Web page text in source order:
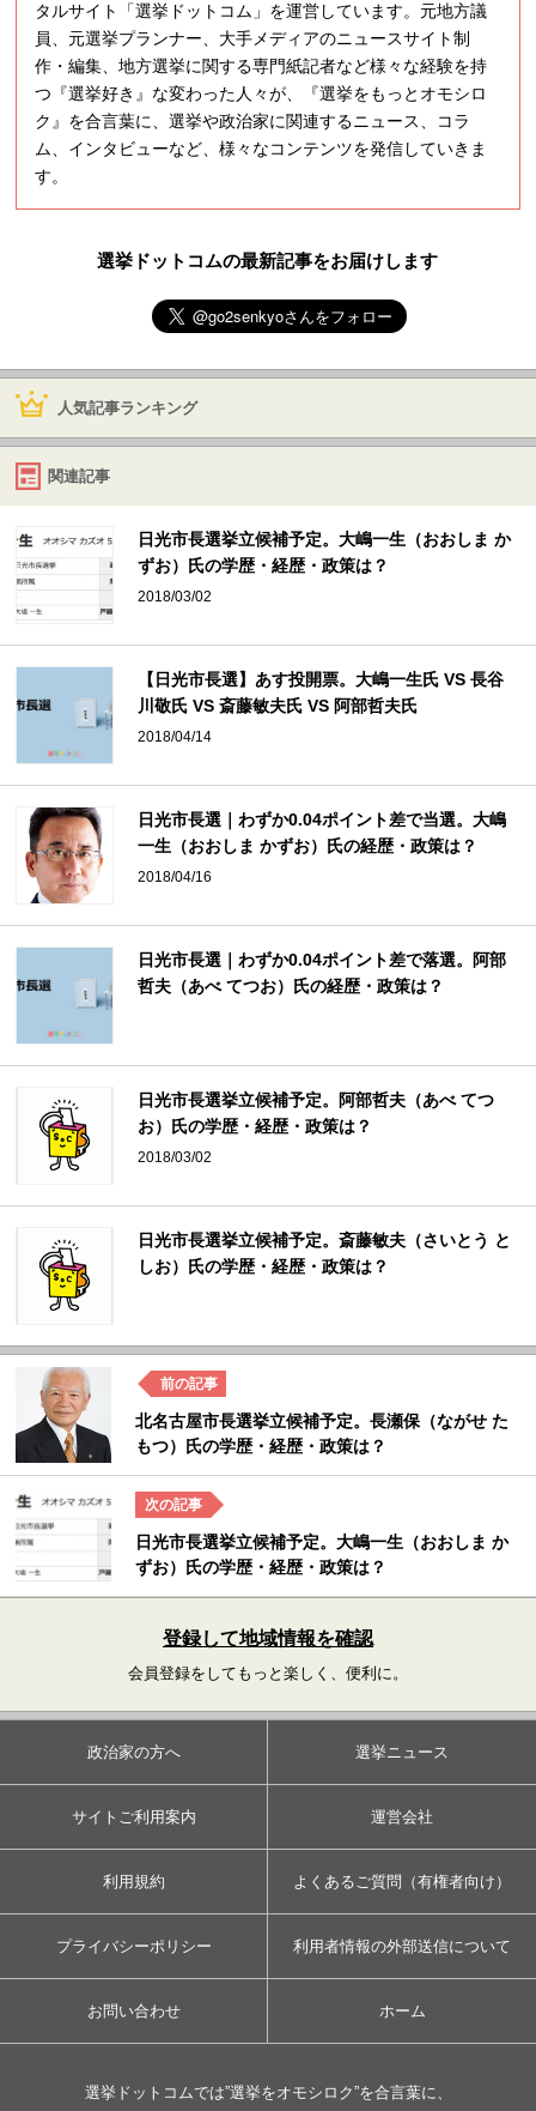
タルサイト「選挙ドットコム」を運営しています。元地方議
員、元選挙プランナー、大手メディアのニュースサイト制
作・編集、地方選挙に関する専門紙記者など様々な経験を持
つ『選挙好き』な変わった人々が、『選挙をもっとオモシロ
ク』を合言葉に、選挙や政治家に関連するニュース、コラ
ム、インタビューなど、様々なコンテンツを発信していきま
す。
選挙ドットコムの最新記事をお届けします
人気記事ランキング
関連記事
日光市長選挙立候補予定。大嶋一生（おおしま か
ずお）氏の学歴・経歴・政策は？
2018/03/02
【日光市長選】あす投開票。大嶋一生氏 VS 長谷
川敬氏 VS 斎藤敏夫氏 VS 阿部哲夫氏
2018/04/14
日光市長選｜わずか0.04ポイント差で当選。大嶋
一生（おおしま かずお）氏の経歴・政策は？
2018/04/16
日光市長選｜わずか0.04ポイント差で落選。阿部
哲夫（あべ てつお）氏の経歴・政策は？
日光市長選挙立候補予定。阿部哲夫（あべ てつ
お）氏の学歴・経歴・政策は？
2018/03/02
日光市長選挙立候補予定。斎藤敏夫（さいとう と
しお）氏の学歴・経歴・政策は？
北名古屋市長選挙立候補予定。長瀬保（ながせ た
もつ）氏の学歴・経歴・政策は？
日光市長選挙立候補予定。大嶋一生（おおしま か
ずお）氏の学歴・経歴・政策は？
登録して地域情報を確認
会員登録をしてもっと楽しく、便利に。
政治家の方へ 選挙ニュース
サイトご利用案内 運営会社
利用規約 よくあるご質問（有権者向け）
プライバシーポリシー 利用者情報の外部送信について
お問い合わせ ホーム
選挙ドットコムでは”選挙をオモシロク”を合言葉に、